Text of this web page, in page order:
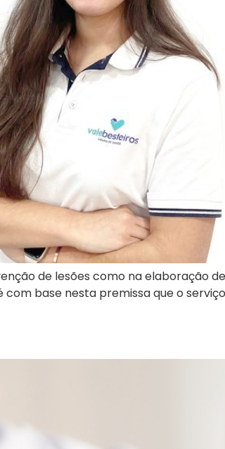
de lesões como na elaboração
base nesta premissa que o